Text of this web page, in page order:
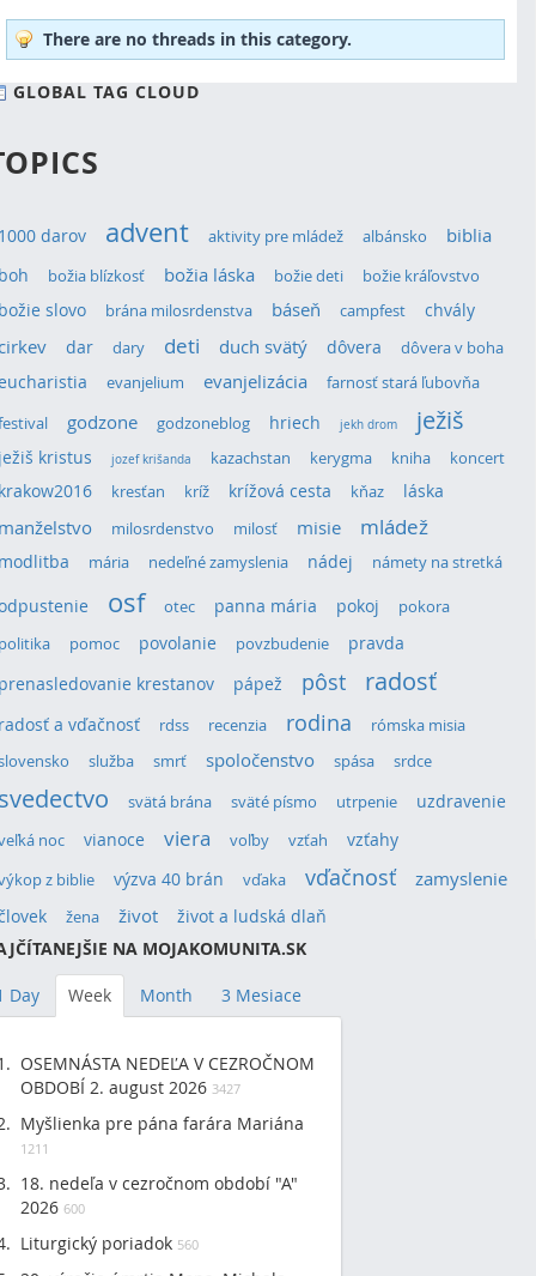
There are no threads in this category.
GLOBAL TAG CLOUD
darov advent aktivity pre mládež albánsko
biblia
božia blízkosť božia láska božie deti božie kráľovstvo
slovo brána milosrdenstva báseň campfest chvály
dar dary deti duch svätý dôvera dôvera v boha
evanjelium evanjelizácia
farnosť stará ľubovňa
godzone godzoneblog hriech jekh drom ježiš
kristus jozef krišanda kazachstan kerygma kniha koncert
kresťan kríž krížová cesta kňaz
láska
milosrdenstvo milosť misie mládež
mária nedeľné zamyslenia nádej námety na stretká
osf otec panna mária pokoj
pokora
pomoc povolanie povzbudenie
pravda
krestanov
pápež pôst radosť
a vďačnosť rdss recenzia rodina
rómska misia
služba smrť spoločenstvo spása srdce
svätá brána sväté písmo utrpenie uzdravenie
noc vianoce viera voľby vzťah vzťahy
z biblie výzva 40 brán vďaka vďačnosť
zamyslenie
žena život
život a ludská dlaň
NA MOJAKOMUNITA.SK
Day Week Month 3 Mesiace
OSEMNÁSTA NEDEĽA V CEZROČNOM
OBDOBÍ 2. august 2026 3427
Myšlienka pre pána farára Mariána
1211
18. nedeľa v cezročnom období "A"
2026 600
Liturgický poriadok 560